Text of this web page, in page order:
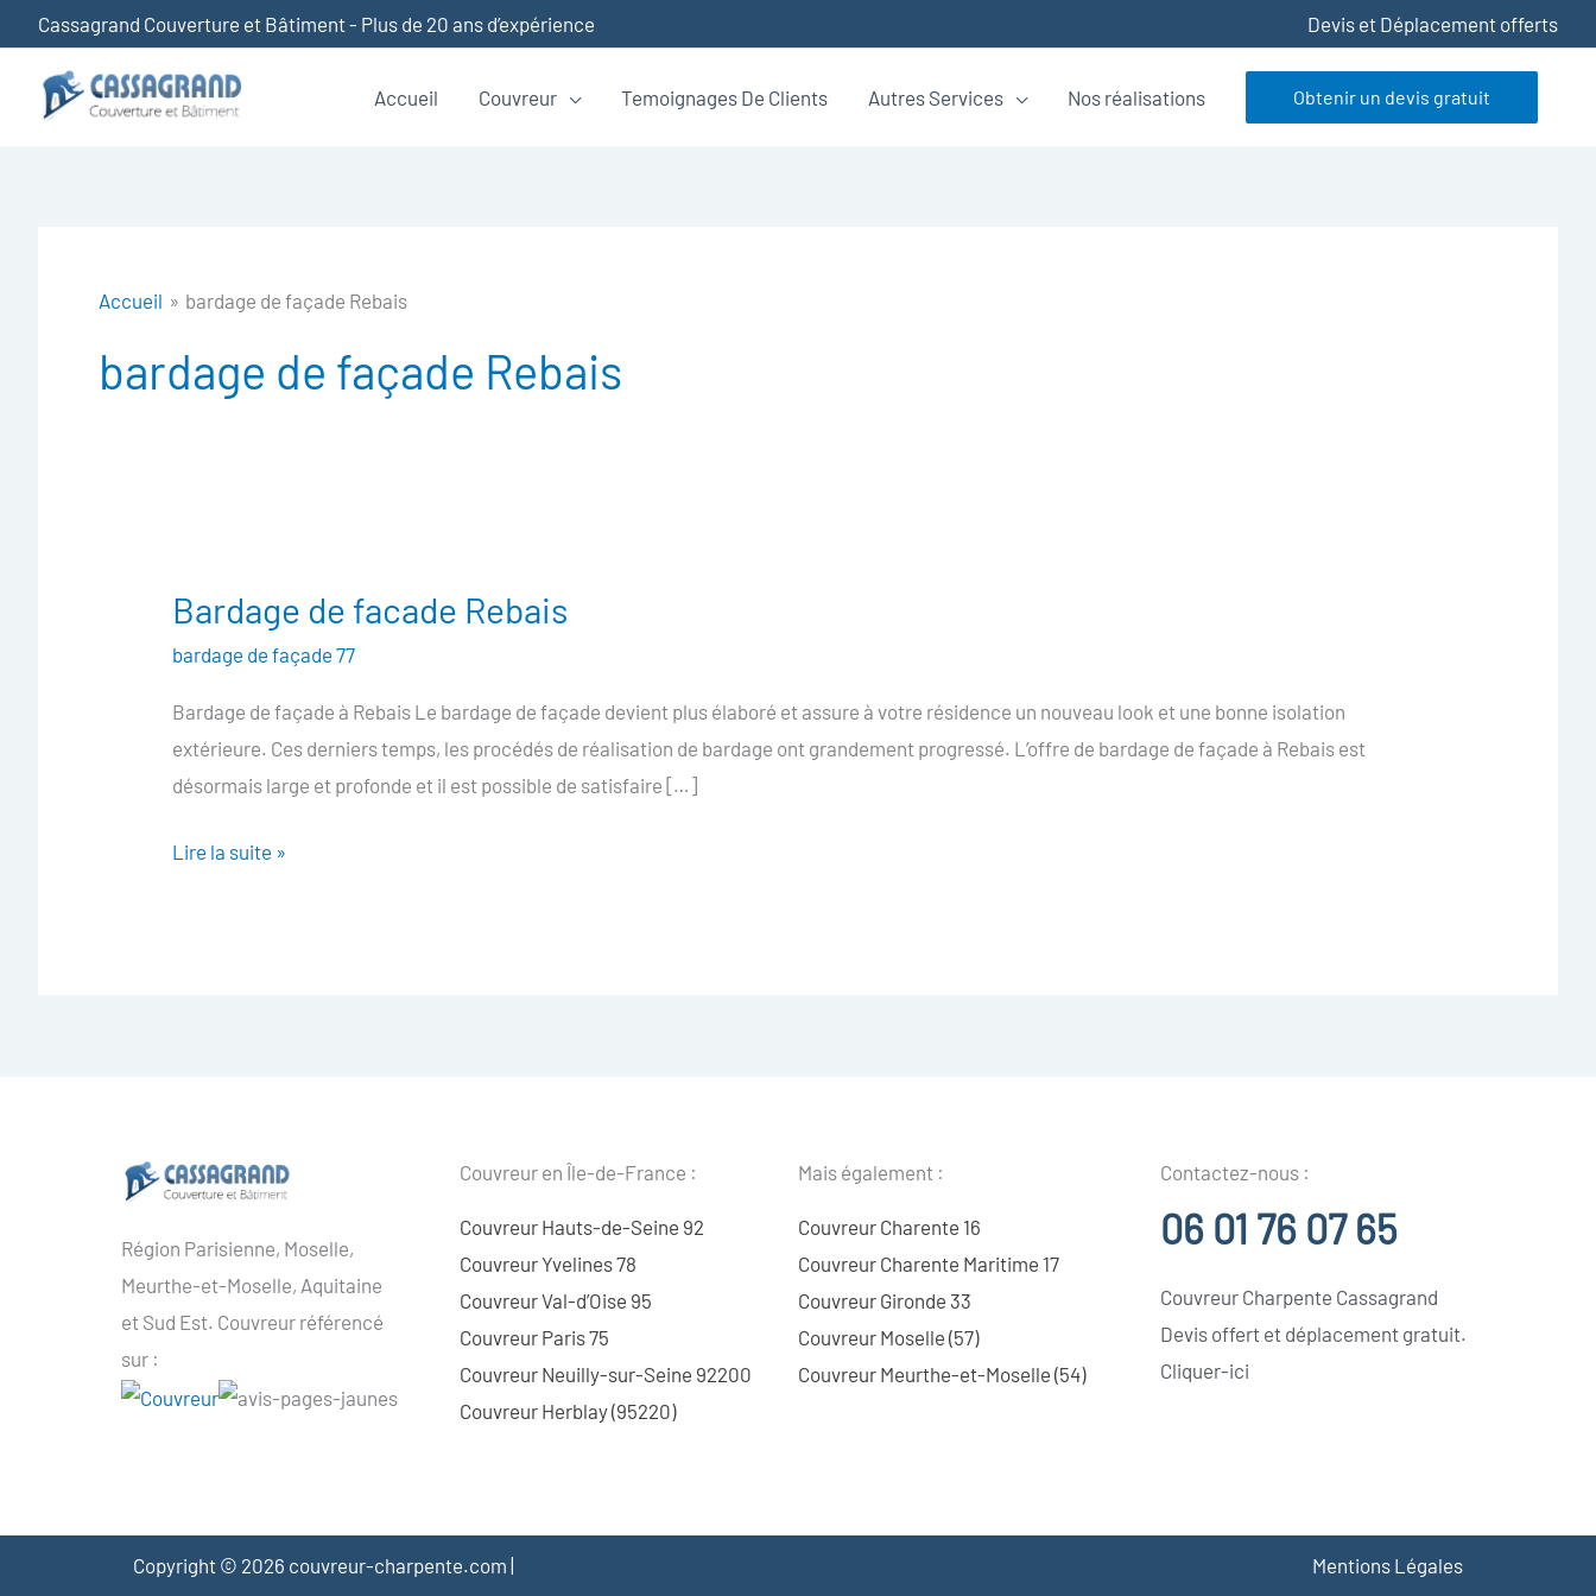
au
contenu
Cassagrand Couverture et Bâtiment - Plus de 20 ans d’expérience Devis et Déplacement offerts
Accueil Couvreur Temoignages De Clients Autres Services Nos réalisations Obtenir un devis gratuit
Accueil bardage de façade Rebais
bardage de façade Rebais
Bardage de facade Rebais
bardage de façade 77
Bardage de façade à Rebais Le bardage de façade devient plus élaboré et assure à votre résidence un nouveau look et une bonne isolation
extérieure. Ces derniers temps, les procédés de réalisation de bardage ont grandement progressé. L’offre de bardage de façade à Rebais est
désormais large et profonde et il est possible de satisfaire […]
Bardage
Rebais
Lire la suite »
Région Parisienne, Moselle,
Meurthe-et-Moselle, Aquitaine
et Sud Est. Couvreur référencé
sur :
Couvreur en Île-de-France :
Couvreur Hauts-de-Seine 92
Couvreur Yvelines 78
Couvreur Val-d’Oise 95
Couvreur Paris 75
Couvreur Neuilly-sur-Seine 92200
Couvreur Herblay (95220)
Mais également :
Couvreur Charente 16
Couvreur Charente Maritime 17
Couvreur Gironde 33
Couvreur Moselle (57)
Couvreur Meurthe-et-Moselle (54)
Contactez-nous :
06 01 76 07 65
Couvreur Charpente Cassagrand
Devis offert et déplacement gratuit.
Cliquer-ici
Copyright © 2026 couvreur-charpente.com | Mentions Légales